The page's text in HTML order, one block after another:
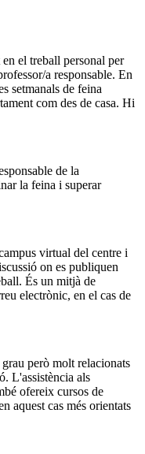
el treball personal per
a responsable. En
setmanals de feina
com des de casa. Hi
de la
la feina i superar
virtual del centre i
on es publiquen
És un mitjà de
electrònic, en el cas de
però molt relacionats
L'assistència als
ofereix cursos de
aquest cas més orientats